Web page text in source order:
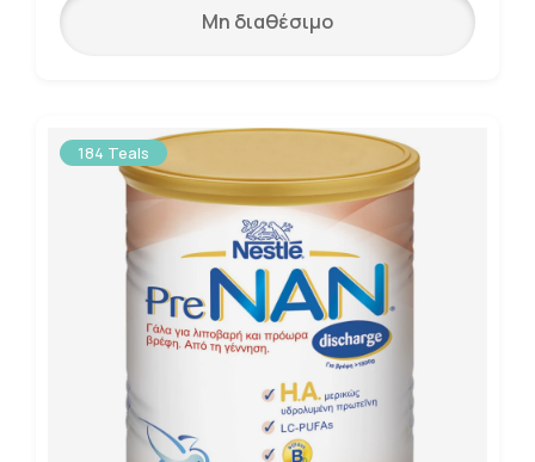
Μη διαθέσιμο
184 Teals